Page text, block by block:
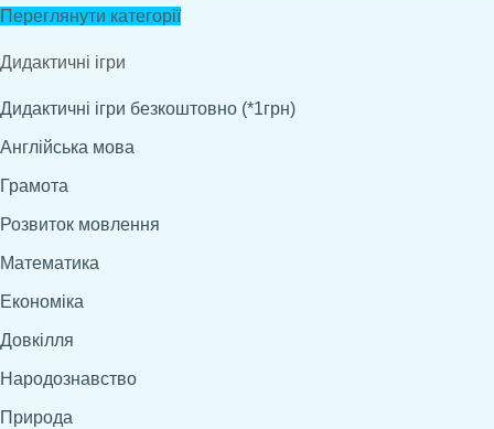
Переглянути категорії
Дидактичні ігри
Дидактичні ігри безкоштовно (*1грн)
Англійська мова
Грамота
Розвиток мовлення
Математика
Економіка
Довкілля
Народознавство
Природа